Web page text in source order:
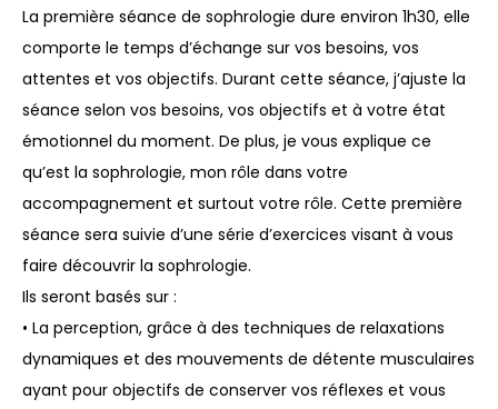
La première séance de sophrologie dure environ 1h30, elle
comporte le temps d’échange sur vos besoins, vos
attentes et vos objectifs. Durant cette séance, j’ajuste la
séance selon vos besoins, vos objectifs et à votre état
émotionnel du moment. De plus, je vous explique ce
qu’est la sophrologie, mon rôle dans votre
accompagnement et surtout votre rôle. Cette première
séance sera suivie d’une série d’exercices visant à vous
faire découvrir la sophrologie.
Ils seront basés sur :
• La perception, grâce à des techniques de relaxations
dynamiques et des mouvements de détente musculaires
ayant pour objectifs de conserver vos réflexes et vous